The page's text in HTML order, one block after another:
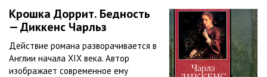
Крошка Доррит. Бедность
— Диккенс Чарльз
Действие романа разворачивается в
Англии начала XIX века. Автор
изображает современное ему